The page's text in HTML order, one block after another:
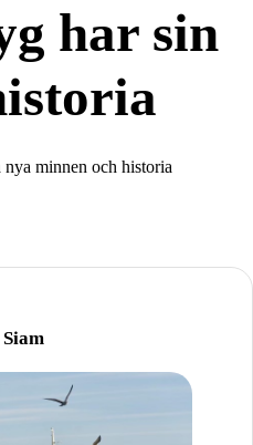
har sin
minnen och historia
Siam